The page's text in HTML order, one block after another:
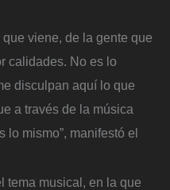
viene, de la gente que
calidades. No es lo
disculpan aquí lo que
a través de la música
lo mismo”, manifestó el
tema musical, en la que